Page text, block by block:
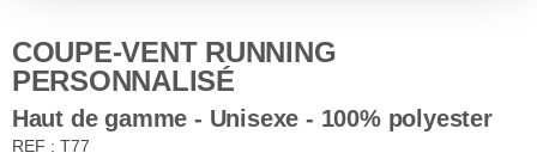
COUPE-VENT RUNNING
PERSONNALISÉ
Haut de gamme - Unisexe - 100% polyester
REF : T77